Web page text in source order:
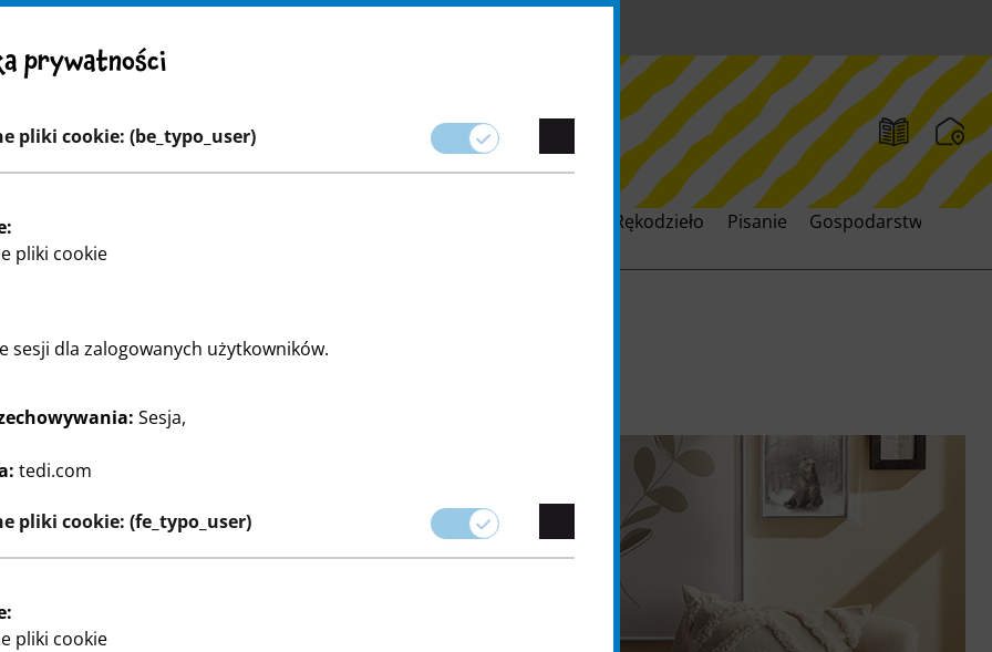
EkspansjaKariera
na przyjęcia i prezenty Majsterkowanie oraz Rękodzieło Pisanie Gospodarstwo
od TEDi.
domowych po
atmosfery do każdego
tradycyjnego, nasze
aby spersonalizować
prywatności
pliki cookie: (be_typo_user)
pliki cookie
sesji dla zalogowanych użytkowników.
Sesja,
tedi.com
pliki cookie: (fe_typo_user)
pliki cookie